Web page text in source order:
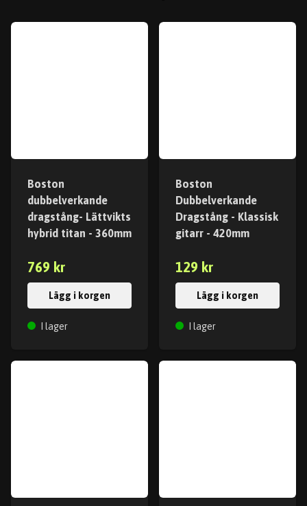
Boston
dubbelverkande
dragstång- Lättvikts
hybrid titan - 360mm
769 kr
Lägg i korgen
I lager
Boston
Dubbelverkande
Dragstång - Klassisk
gitarr - 420mm
129 kr
Lägg i korgen
I lager